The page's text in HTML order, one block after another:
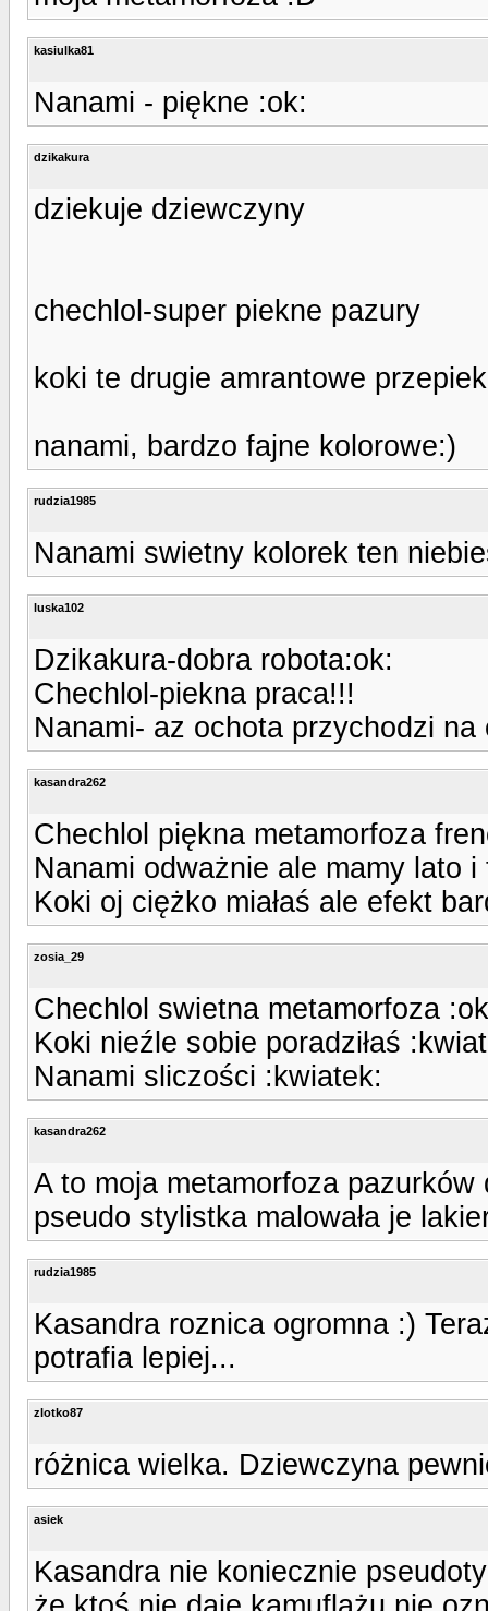
kasiulka81
Nanami - piękne :ok:
dzikakura
dziekuje dziewczyny
chechlol-super piekne pazury
koki te drugie amrantowe
nanami, bardzo fajne kolorowe:)
rudzia1985
Nanami swietny kolorek ten
luska102
Dzikakura-dobra robota:ok:
Chechlol-piekna praca!!!
Nanami- az ochota przychodzi
kasandra262
Chechlol piękna metamorfoza
Nanami odważnie ale mamy lato
Koki oj ciężko miałaś ale efekt
zosia_29
Chechlol swietna metamorfoza
Koki nieźle sobie poradziłaś
Nanami sliczości :kwiatek:
kasandra262
A to moja metamorfoza
pseudo stylistka malowała je
rudzia1985
Kasandra roznica ogromna :)
potrafia lepiej...
zlotko87
różnica wielka. Dziewczyna
asiek
Kasandra nie koniecznie